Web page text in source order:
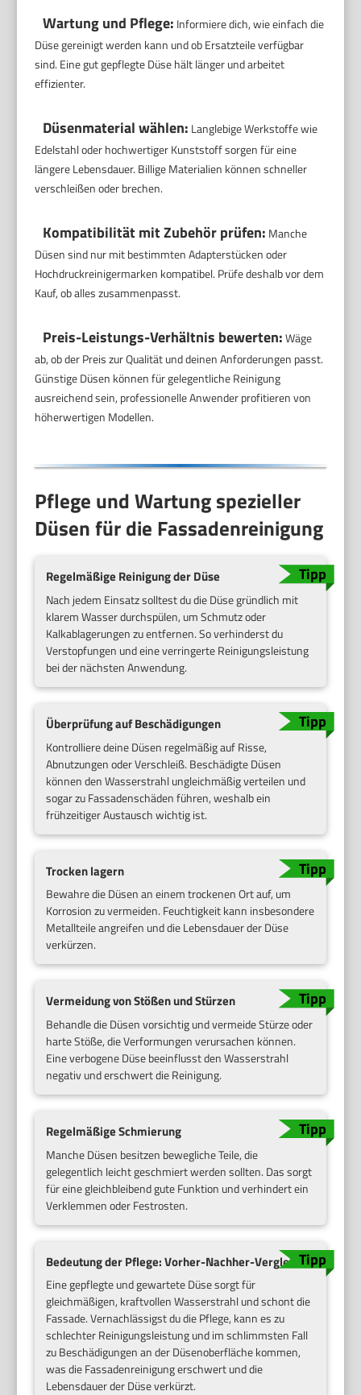
Wartung und Pflege: Informiere dich, wie einfach die
Düse gereinigt werden kann und ob Ersatzteile verfügbar
sind. Eine gut gepflegte Düse hält länger und arbeitet
effizienter.
Düsenmaterial wählen: Langlebige Werkstoffe wie
Edelstahl oder hochwertiger Kunststoff sorgen für eine
längere Lebensdauer. Billige Materialien können schneller
verschleißen oder brechen.
Kompatibilität mit Zubehör prüfen: Manche
Düsen sind nur mit bestimmten Adapterstücken oder
Hochdruckreinigermarken kompatibel. Prüfe deshalb vor dem
Kauf, ob alles zusammenpasst.
Preis-Leistungs-Verhältnis bewerten:Wäge
ab, ob der Preis zur Qualität und deinen Anforderungen passt.
Günstige Düsen können für gelegentliche Reinigung
ausreichend sein, professionelle Anwender profitieren von
höherwertigen Modellen.
Pflege und Wartung spezieller
Düsen für die Fassadenreinigung
Regelmäßige Reinigung der Düse
Nach jedem Einsatz solltest du die Düse gründlich mit
klarem Wasser durchspülen, um Schmutz oder
Kalkablagerungen zu entfernen. So verhinderst du
Verstopfungen und eine verringerte Reinigungsleistung
bei der nächsten Anwendung.
Überprüfung auf Beschädigungen
Kontrolliere deine Düsen regelmäßig auf Risse,
Abnutzungen oder Verschleiß. Beschädigte Düsen
können den Wasserstrahl ungleichmäßig verteilen und
sogar zu Fassadenschäden führen, weshalb ein
frühzeitiger Austausch wichtig ist.
Trocken lagern
Bewahre die Düsen an einem trockenen Ort auf, um
Korrosion zu vermeiden. Feuchtigkeit kann insbesondere
Metallteile angreifen und die Lebensdauer der Düse
verkürzen.
Vermeidung von Stößen und Stürzen
Behandle die Düsen vorsichtig und vermeide Stürze oder
harte Stöße, die Verformungen verursachen können.
Eine verbogene Düse beeinflusst den Wasserstrahl
negativ und erschwert die Reinigung.
Regelmäßige Schmierung
Manche Düsen besitzen bewegliche Teile, die
gelegentlich leicht geschmiert werden sollten. Das sorgt
für eine gleichbleibend gute Funktion und verhindert ein
Verklemmen oder Festrosten.
Bedeutung der Pflege: Vorher-Nachher-Vergleich
Eine gepflegte und gewartete Düse sorgt für
gleichmäßigen, kraftvollen Wasserstrahl und schont die
Fassade. Vernachlässigst du die Pflege, kann es zu
schlechter Reinigungsleistung und im schlimmsten Fall
zu Beschädigungen an der Düsenoberfläche kommen,
was die Fassadenreinigung erschwert und die
Lebensdauer der Düse verkürzt.